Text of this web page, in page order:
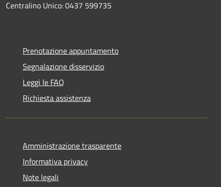
Centralino Unico: 0437 599735
Prenotazione appuntamento
Segnalazione disservizio
Leggi le FAQ
Richiesta assistenza
Amministrazione trasparente
Informativa privacy
Note legali